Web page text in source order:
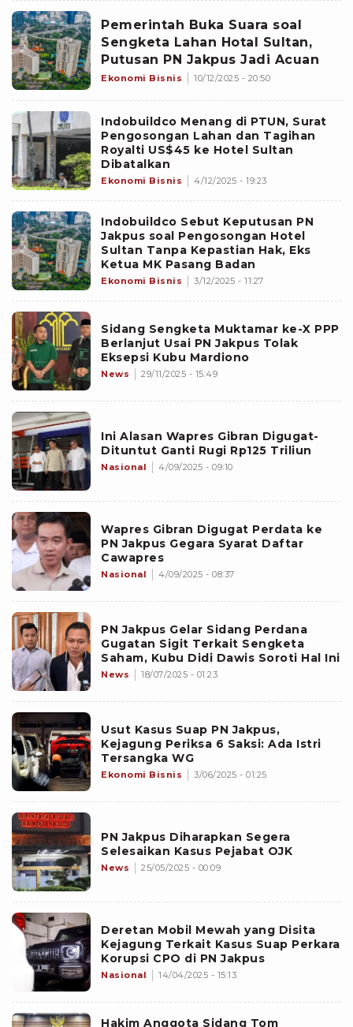
Pemerintah Buka Suara soal
Sengketa Lahan Hotal Sultan,
Putusan PN Jakpus Jadi Acuan
Ekonomi Bisnis 10/12/2025 - 20:50
Indobuildco Menang di PTUN, Surat
Pengosongan Lahan dan Tagihan
Royalti US$45 ke Hotel Sultan
Dibatalkan
Ekonomi Bisnis 4/12/2025 - 19:23
Indobuildco Sebut Keputusan PN
Jakpus soal Pengosongan Hotel
Sultan Tanpa Kepastian Hak, Eks
Ketua MK Pasang Badan
Ekonomi Bisnis 3/12/2025 - 11:27
Sidang Sengketa Muktamar ke-X PPP
Berlanjut Usai PN Jakpus Tolak
Eksepsi Kubu Mardiono
News 29/11/2025 - 15:49
Ini Alasan Wapres Gibran Digugat-
Dituntut Ganti Rugi Rp125 Triliun
Nasional 4/09/2025 - 09:10
Wapres Gibran Digugat Perdata ke
PN Jakpus Gegara Syarat Daftar
Cawapres
Nasional 4/09/2025 - 08:37
PN Jakpus Gelar Sidang Perdana
Gugatan Sigit Terkait Sengketa
Saham, Kubu Didi Dawis Soroti Hal Ini
News 18/07/2025 - 01:23
Usut Kasus Suap PN Jakpus,
Kejagung Periksa 6 Saksi: Ada Istri
Tersangka WG
Ekonomi Bisnis 3/06/2025 - 01:25
PN Jakpus Diharapkan Segera
Selesaikan Kasus Pejabat OJK
News 25/05/2025 - 00:09
Deretan Mobil Mewah yang Disita
Kejagung Terkait Kasus Suap Perkara
Korupsi CPO di PN Jakpus
Nasional 14/04/2025 - 15:13
Hakim Anggota Sidang Tom